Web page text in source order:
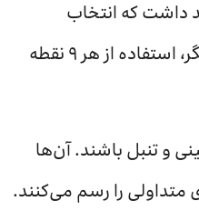
داشت که انتخاب
می‌کنید. اتصال تنها 4 نقطه به یکدیگر، ١٦٢٤ حالت مختلف را ایجاد خواهد کرد. از سوی دیگر، استفاده از هر ٩ نقطه
و تنبل باشند. آن‌ها
متداولی را رسم می‌کنند.